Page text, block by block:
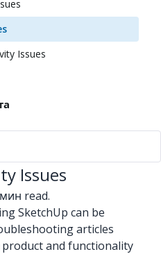
Issues
Issues
read.
SketchUp can be
articles
and functionality